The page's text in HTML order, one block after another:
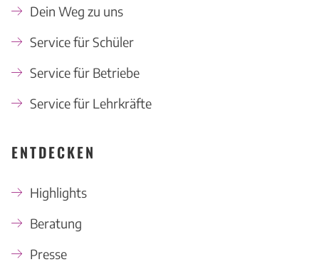
Dein Weg zu uns
Service für Schüler
Service für Betriebe
Service für Lehrkräfte
ENTDECKEN
Highlights
Beratung
Presse